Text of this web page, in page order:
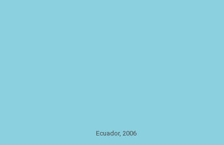
Ecuador, 2006